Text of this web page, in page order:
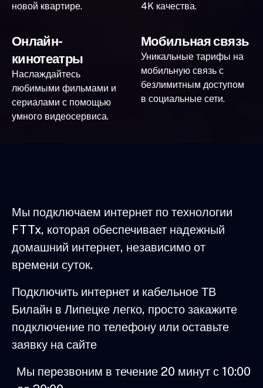
новой квартире.
4K качества.
Онлайн-
кинотеатры
Наслаждайтесь
любимыми фильмами и
сериалами с помощью
умного видеосервиса.
Мобильная связь
Уникальные тарифы на
мобильную связь с
безлимитным доступом
в социальные сети.
Мы подключаем интернет по технологии
FTTx, которая обеспечивает надежный
домашний интернет, независимо от
времени суток.
Подключить интернет и кабельное ТВ
Билайн в Липецке легко, просто закажите
подключение по телефону или оставьте
заявку на сайте
Мы перезвоним в течение 20 минут с 10:00